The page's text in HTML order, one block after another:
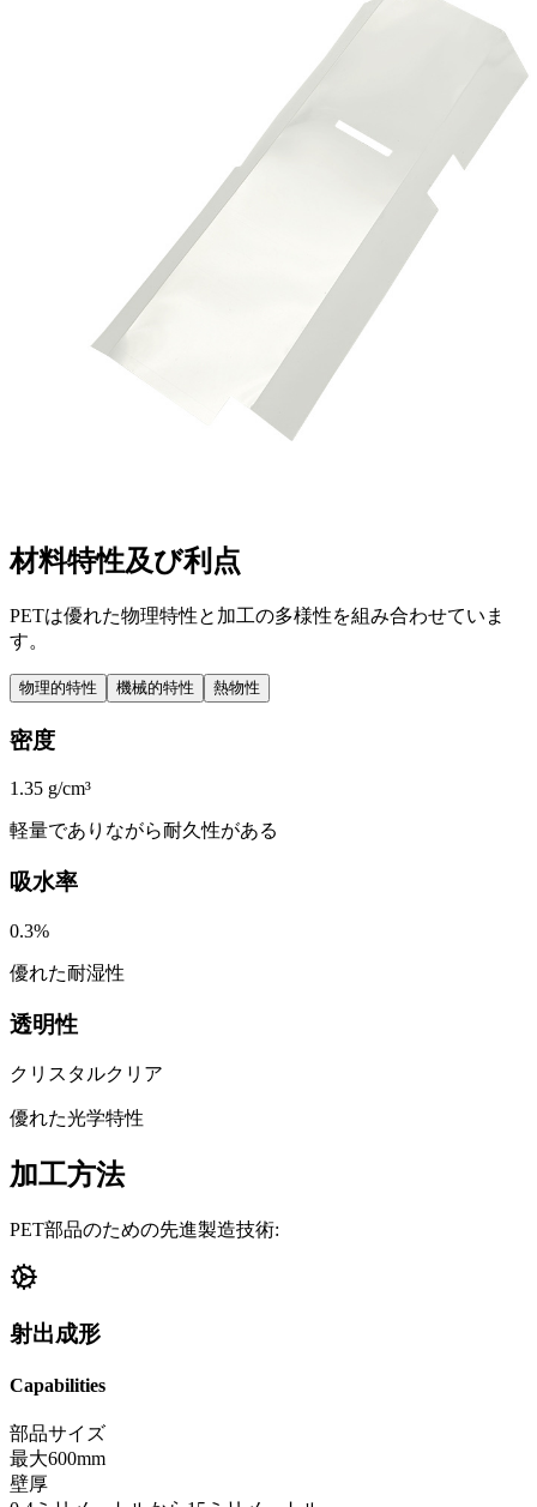
材料特性及び利点
PETは優れた物理特性と加工の多様性を組み合わせていま
す。
物理的特性 機械的特性 熱物性
密度
1.35 g/cm³
軽量でありながら耐久性がある
吸水率
0.3%
優れた耐湿性
透明性
クリスタルクリア
優れた光学特性
加工方法
PET部品のための先進製造技術:
射出成形
Capabilities
部品サイズ
最大600mm
壁厚